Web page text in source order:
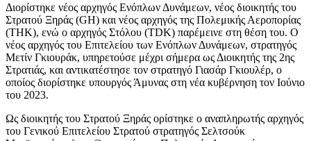
Διορίστηκε νέος αρχηγός Ενόπλων Δυνάμεων, νέος διοικητής του
Στρατού Ξηράς (GH) και νέος αρχηγός της Πολεμικής Αεροπορίας
(THK), ενώ ο αρχηγός Στόλου (TDK) παρέμεινε στη θέση του. Ο
νέος αρχηγός του Επιτελείου των Ενόπλων Δυνάμεων, στρατηγός
Μετίν Γκιουράκ, υπηρετούσε μέχρι σήμερα ως Διοικητής της 2ης
Στρατιάς, και αντικατέστησε τον στρατηγό Γιασάρ Γκιουλέρ, ο
οποίος διορίστηκε υπουργός Άμυνας στη νέα κυβέρνηση τον Ιούνιο
του 2023.
Ως διοικητής του Στρατού Ξηράς ορίστηκε ο αναπληρωτής αρχηγός
του Γενικού Επιτελείου Στρατού στρατηγός Σελτσούκ